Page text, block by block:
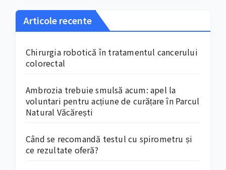
Articole recente
Chirurgia robotică în tratamentul cancerului
colorectal
Ambrozia trebuie smulsă acum: apel la
voluntari pentru acțiune de curățare în Parcul
Natural Văcărești
Când se recomandă testul cu spirometru și
ce rezultate oferă?